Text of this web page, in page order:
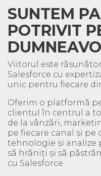
SUNTEM
POTRIVIT
Viitorul este
Salesforce cu
unic pentru fiecare
Oferim o platformă
clientul în centrul a
de la vânzări,
pe fiecare canal și pe
tehnologie și analize
să hrăniți și să
cu Salesforce.